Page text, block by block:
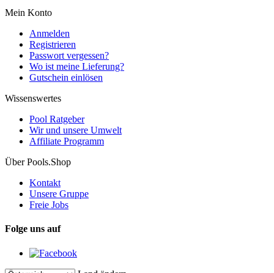
Mein Konto
Anmelden
Registrieren
Passwort vergessen?
Wo ist meine Lieferung?
Gutschein einlösen
Wissenswertes
Pool Ratgeber
Wir und unsere Umwelt
Affiliate Programm
Über Pools.Shop
Kontakt
Unsere Gruppe
Freie Jobs
Folge uns auf